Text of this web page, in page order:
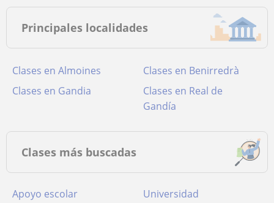
Principales localidades
Clases en Almoines
Clases en Benirredrà
Clases en Gandia
Clases en Real de
Gandía
Clases más buscadas
Apoyo escolar
Universidad